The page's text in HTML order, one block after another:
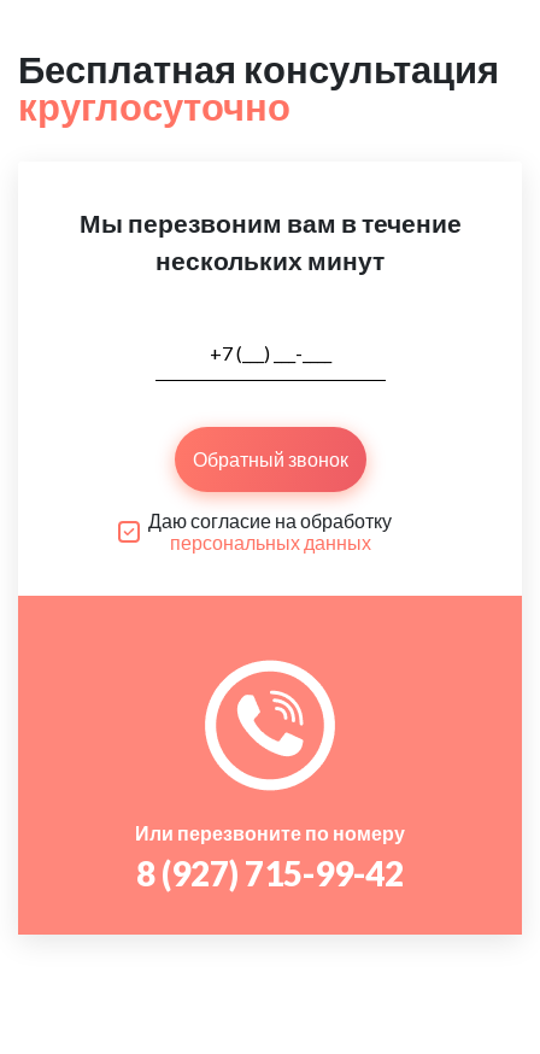
Бесплатная консультация
круглосуточно
Мы перезвоним вам в течение
нескольких минут
Обратный звонок
Даю согласие на обработку
персональных данных
Или перезвоните по номеру
8 (927) 715-99-42